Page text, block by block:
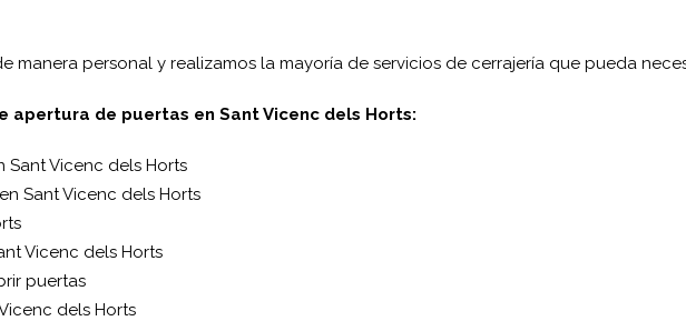
manera personal y realizamos la mayoría de servicios de cerrajería que pueda
apertura de puertas en Sant Vicenc dels Horts:
Vicenc dels Horts
Sant Vicenc dels Horts
Vicenc dels Horts
puertas
dels Horts